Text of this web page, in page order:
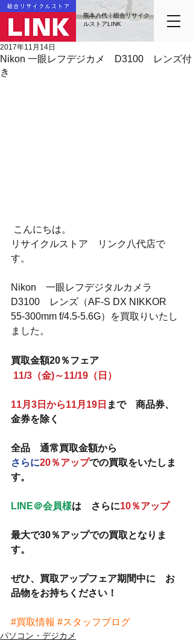
熊本八代｜総合リサイク
ルストアLINK
Nikon 一眼レフデジカメ D3100 レンズ付
き
2017年11月14日
こんにちは。
リサイクルストア　リンク八代店で
す。
Nikon　一眼レフデジタルカメラ
D3100　レンズ（AF-S DX NIKKOR
55-300mm f/4.5-5.6G）を買取りいたし
ました。
買取金額20％フェア
11/3（金)～11/19（日）
11月3日から11月19日 まで　商品券、
金券を除く
全品　通常買取金額から
さらに20％アップでの買取をいたしま
す。
LINE＠会員様は　さらに10％アップ
最大で30％アップでの買取となりま
す。
ぜひ、買取アップフェア期間中に　お
品物をお持ちください！
#買取情報 #スタッフブログ
パソコン・デジカメ